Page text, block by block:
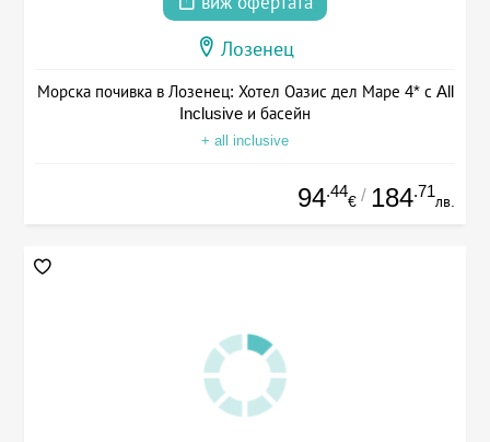
Лозенец
Морска почивка в Лозенец: Хотел Оазис дел Маре 4* с All
Inclusive и басейн
+ all inclusive
94.44
€ / 184.71
лв.